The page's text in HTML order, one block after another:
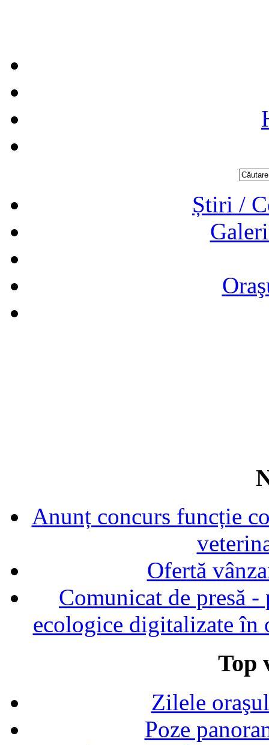
Știri /
Anunț concurs funcție
Ofertă
Comunicat de presă
ecologice digitalizate în
Top
Zilele
Poze